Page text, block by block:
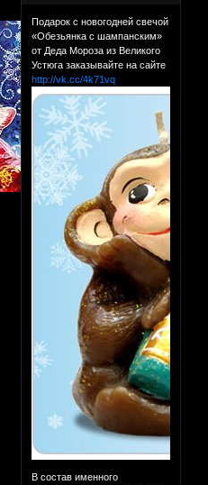
Подарок с новогодней свечой
«Обезьянка с шампанским»
от Деда Мороза из Великого
Устюга заказывайте на сайте
http://vk.cc/4k71vq
В состав именного